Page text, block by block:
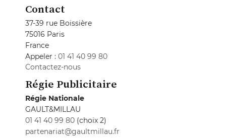
Contact
37-39 rue Boissière
75016 Paris
France
Appeler : 01 41 40 99 80
Contactez-nous
Régie Publicitaire
Régie Nationale
GAULT&MILLAU
01 41 40 99 80 (choix 2)
partenariat@gaultmillau.fr